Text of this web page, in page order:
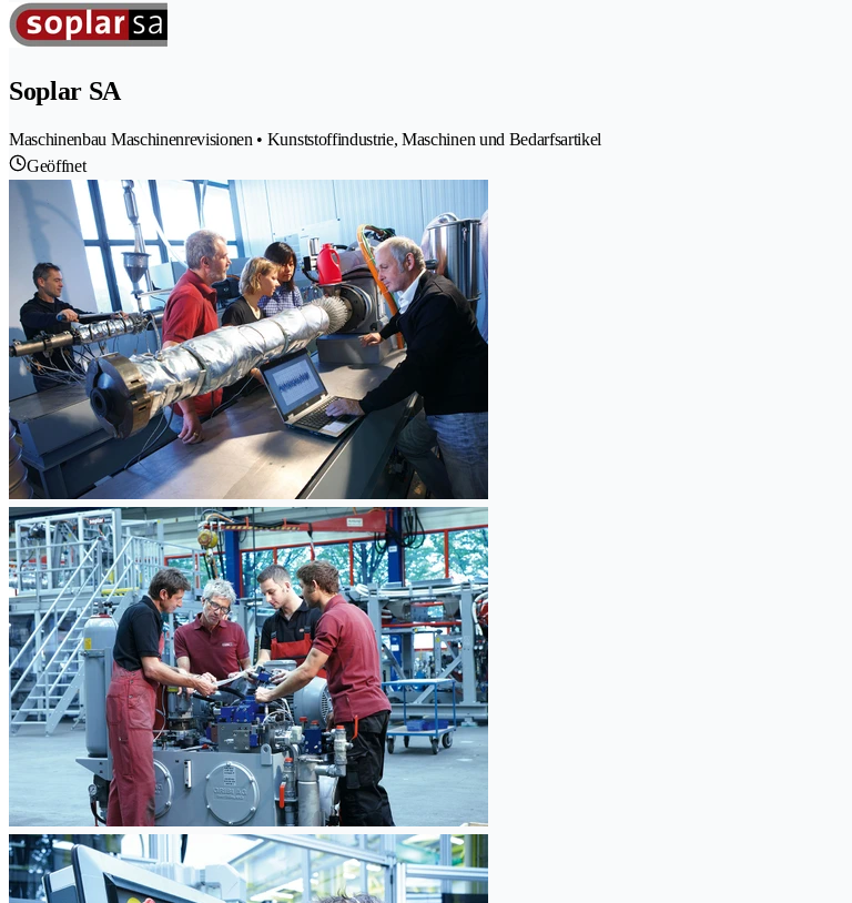
Soplar SA
Maschinenbau Maschinenrevisionen • Kunststoffindustrie, Maschinen und Bedarfsartikel
Geöffnet